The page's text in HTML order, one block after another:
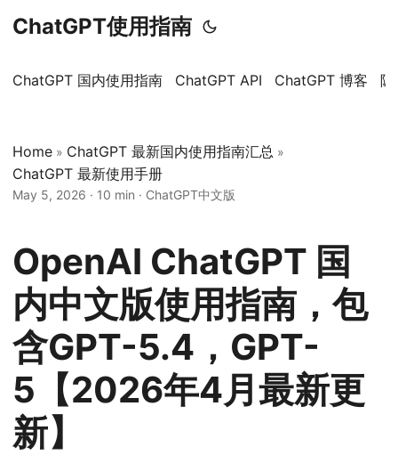
ChatGPT使用指南
ChatGPT 国内使用指南 ChatGPT API ChatGPT 博客
Home » ChatGPT 最新国内使用指南汇总 »
ChatGPT 最新使用手册
May 5, 2026 · 10 min · ChatGPT中文版
OpenAI ChatGPT 国
内中文版使用指南，包
含GPT-5.4，GPT-
5【2026年4月最新更
新】